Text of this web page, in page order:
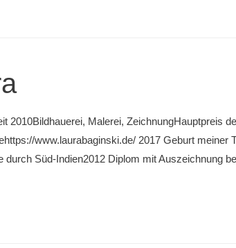
2010Bildhauerei, Malerei, ZeichnungHauptpreis
www.laurabaginski.de/ 2017 Geburt
durch Süd-Indien2012 Diplom mit Auszeichnung